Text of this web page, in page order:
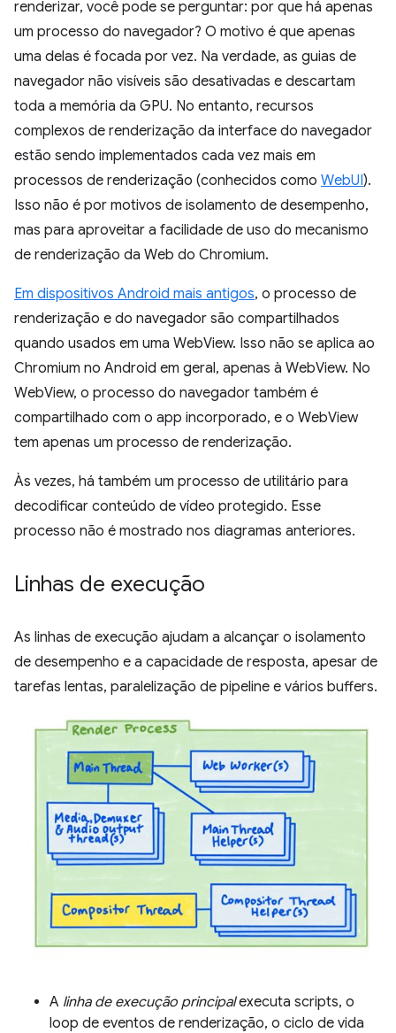
renderizar, você pode se perguntar: por que há apenas
um processo do navegador? O motivo é que apenas
uma delas é focada por vez. Na verdade, as guias de
navegador não visíveis são desativadas e descartam
toda a memória da GPU. No entanto, recursos
complexos de renderização da interface do navegador
estão sendo implementados cada vez mais em
processos de renderização (conhecidos como WebUI).
Isso não é por motivos de isolamento de desempenho,
mas para aproveitar a facilidade de uso do mecanismo
de renderização da Web do Chromium.
Em dispositivos Android mais antigos, o processo de
renderização e do navegador são compartilhados
quando usados em uma WebView. Isso não se aplica ao
Chromium no Android em geral, apenas à WebView. No
WebView, o processo do navegador também é
compartilhado com o app incorporado, e o WebView
tem apenas um processo de renderização.
Às vezes, há também um processo de utilitário para
decodificar conteúdo de vídeo protegido. Esse
processo não é mostrado nos diagramas anteriores.
Linhas de execução
As linhas de execução ajudam a alcançar o isolamento
de desempenho e a capacidade de resposta, apesar de
tarefas lentas, paralelização de pipeline e vários buffers.
A linha de execução principalexecuta scripts, o
loop de eventos de renderização, o ciclo de vida